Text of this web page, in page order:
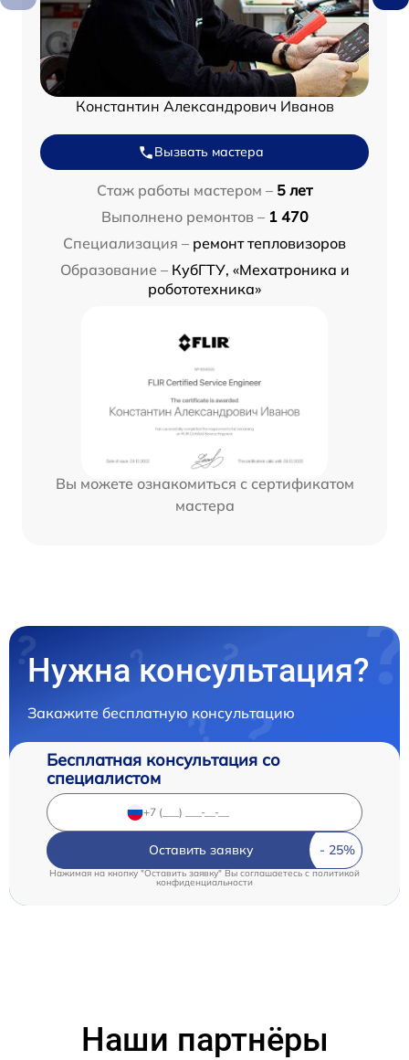
Константин Александрович Иванов
Вызвать мастера
Стаж работы мастером – 5 лет
Выполнено ремонтов – 1 470
Специализация – ремонт тепловизоров
Образование – КубГТУ, «Мехатроника и
робототехника»
Вы можете ознакомиться с сертификатом
мастера
Нужна консультация?
Закажите бесплатную консультацию
Бесплатная консультация со
специалистом
Оставить заявку
Нажимая на кнопку "Оставить заявку" Вы соглашаетесь cполитикой
конфиденциальности
Наши партнёры